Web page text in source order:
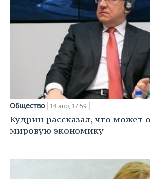
Общество 14 апр, 17:59
Кудрин рассказал, что может
мировую экономику